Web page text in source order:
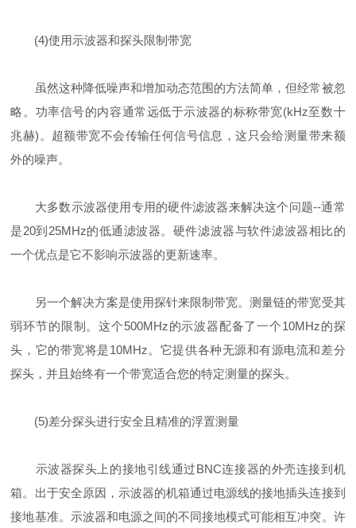
(4)使用示波器和探头限制带宽
虽然这种降低噪声和增加动态范围的方法简单，但经常被忽
略。功率信号的内容通常远低于示波器的标称带宽(kHz至数十
兆赫)。超额带宽不会传输任何信号信息，这只会给测量带来额
外的噪声。
大多数示波器使用专用的硬件滤波器来解决这个问题--通常
是20到25MHz的低通滤波器。硬件滤波器与软件滤波器相比的
一个优点是它不影响示波器的更新速率。
另一个解决方案是使用探针来限制带宽。测量链的带宽受其
弱环节的限制。这个500MHz的示波器配备了一个10MHz的探
头，它的带宽将是10MHz。它提供各种无源和有源电流和差分
探头，并且始终有一个带宽适合您的特定测量的探头。
(5)差分探头进行安全且精准的浮置测量
示波器探头上的接地引线通过BNC连接器的外壳连接到机
箱。出于安全原因，示波器的机箱通过电源线的接地插头连接到
接地基准。示波器和电源之间的不同接地模式可能相互冲突。许